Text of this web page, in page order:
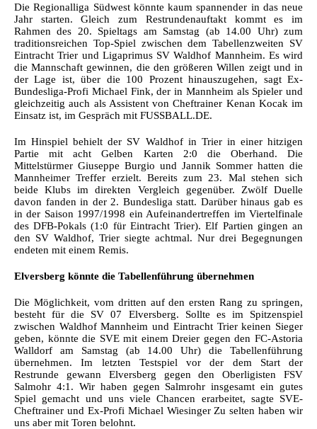
Die Regionalliga Südwest könnte kaum spannender in das neue
Jahr starten. Gleich zum Restrundenauftakt kommt es im
Rahmen des 20. Spieltags am Samstag (ab 14.00 Uhr) zum
traditionsreichen Top-Spiel zwischen dem Tabellenzweiten SV
Eintracht Trier und Ligaprimus SV Waldhof Mannheim. Es wird
die Mannschaft gewinnen, die den größeren Willen zeigt und in
der Lage ist, über die 100 Prozent hinauszugehen, sagt Ex-
Bundesliga-Profi Michael Fink, der in Mannheim als Spieler und
gleichzeitig auch als Assistent von Cheftrainer Kenan Kocak im
Einsatz ist, im Gespräch mit FUSSBALL.DE.
Im Hinspiel behielt der SV Waldhof in Trier in einer hitzigen
Partie mit acht Gelben Karten 2:0 die Oberhand. Die
Mittelstürmer Giuseppe Burgio und Jannik Sommer hatten die
Mannheimer Treffer erzielt. Bereits zum 23. Mal stehen sich
beide Klubs im direkten Vergleich gegenüber. Zwölf Duelle
davon fanden in der 2. Bundesliga statt. Darüber hinaus gab es
in der Saison 1997/1998 ein Aufeinandertreffen im Viertelfinale
des DFB-Pokals (1:0 für Eintracht Trier). Elf Partien gingen an
den SV Waldhof, Trier siegte achtmal. Nur drei Begegnungen
endeten mit einem Remis.
Elversberg könnte die Tabellenführung übernehmen
Die Möglichkeit, vom dritten auf den ersten Rang zu springen,
besteht für die SV 07 Elversberg. Sollte es im Spitzenspiel
zwischen Waldhof Mannheim und Eintracht Trier keinen Sieger
geben, könnte die SVE mit einem Dreier gegen den FC-Astoria
Walldorf am Samstag (ab 14.00 Uhr) die Tabellenführung
übernehmen. Im letzten Testspiel vor der dem Start der
Restrunde gewann Elversberg gegen den Oberligisten FSV
Salmohr 4:1. Wir haben gegen Salmrohr insgesamt ein gutes
Spiel gemacht und uns viele Chancen erarbeitet, sagte SVE-
Cheftrainer und Ex-Profi Michael Wiesinger Zu selten haben wir
uns aber mit Toren belohnt.